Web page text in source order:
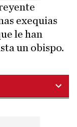
exequias
le han
un obispo.